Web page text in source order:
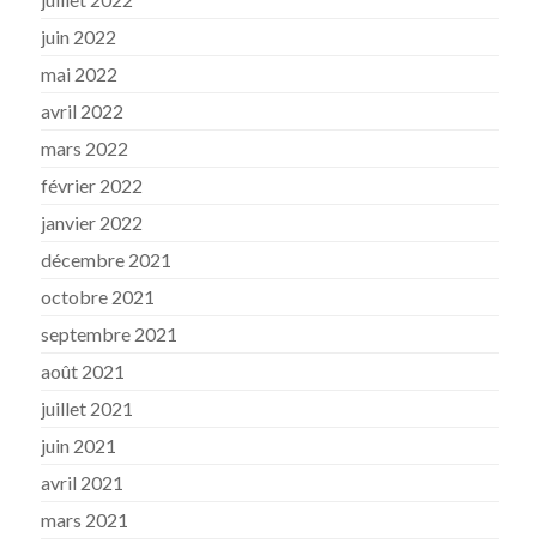
juin 2022
mai 2022
avril 2022
mars 2022
février 2022
janvier 2022
décembre 2021
octobre 2021
septembre 2021
août 2021
juillet 2021
juin 2021
avril 2021
mars 2021